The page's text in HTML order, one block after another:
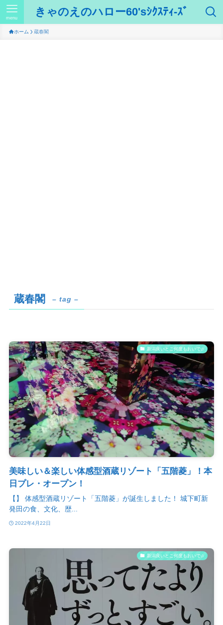
きゃのえのハロー60'sｼｸｽﾃｨ-ｽﾞ
menu
ホーム 蔵春閣
蔵春閣 – tag –
新潟良いとこ何度もおいで♫
美味しい＆楽しい体感型酒蔵リゾート「五階菱」！本
日プレ・オープン！
【】 体感型酒蔵リゾート「五階菱」が誕生しました！ 城下町新
発田の食、文化、歴...
2022年4月22日
新潟良いとこ何度もおいで♫